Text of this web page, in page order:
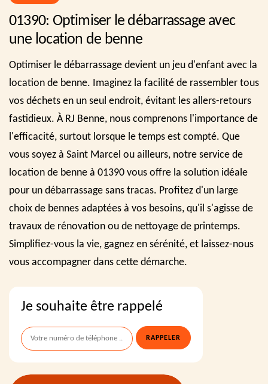
01390: Optimiser le débarrassage avec
une location de benne
Optimiser le débarrassage devient un jeu d'enfant avec la
location de benne. Imaginez la facilité de rassembler tous
vos déchets en un seul endroit, évitant les allers-retours
fastidieux. À RJ Benne, nous comprenons l'importance de
l'efficacité, surtout lorsque le temps est compté. Que
vous soyez à Saint Marcel ou ailleurs, notre service de
location de benne à 01390 vous offre la solution idéale
pour un débarrassage sans tracas. Profitez d'un large
choix de bennes adaptées à vos besoins, qu'il s'agisse de
travaux de rénovation ou de nettoyage de printemps.
Simplifiez-vous la vie, gagnez en sérénité, et laissez-nous
vous accompagner dans cette démarche.
Je souhaite être rappelé